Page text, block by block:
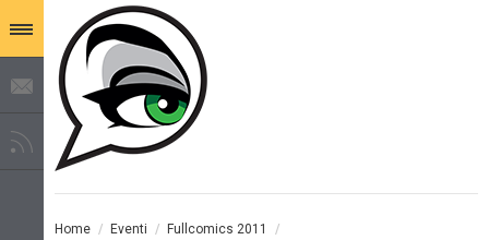
Home / Eventi / Fullcomics 2011
/